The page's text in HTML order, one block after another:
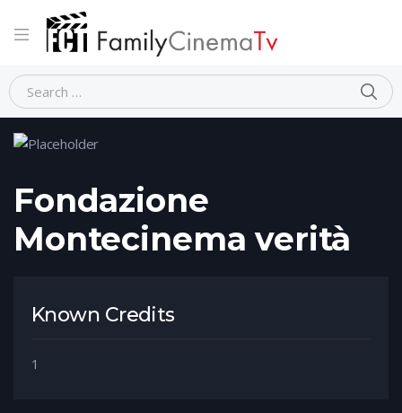
Home Person Fondazione Montecinema verità
Fondazione
Montecinema verità
Known Credits
1